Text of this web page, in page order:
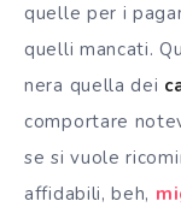
quelle per i
quelli mancati.
nera quella dei
comportare
se si vuole
affidabili, beh,